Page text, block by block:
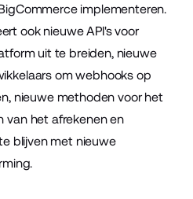
implementeren.
ook nieuwe API's voor
uit te breiden, nieuwe
om webhooks op
nieuwe methoden voor het
van het afrekenen en
blijven met nieuwe